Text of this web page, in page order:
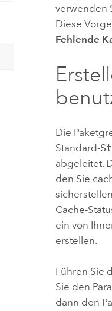
verwenden
Diese
Fehlende
Die
Standard-
abgeleitet.
den Sie
Cache-
ein von
erstellen.
Führen Sie
Sie den
dann den